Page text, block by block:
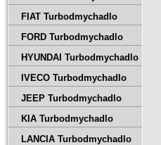
FIAT Turbodmychadlo
FORD Turbodmychadlo
HYUNDAI Turbodmychadlo
IVECO Turbodmychadlo
JEEP Turbodmychadlo
KIA Turbodmychadlo
LANCIA Turbodmychadlo